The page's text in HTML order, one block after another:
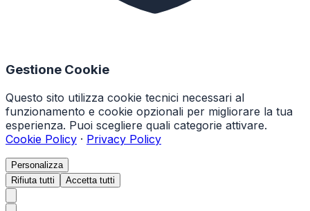
Gestione Cookie
Questo sito utilizza cookie tecnici necessari al
funzionamento e cookie opzionali per migliorare la tua
esperienza. Puoi scegliere quali categorie attivare.
Cookie Policy · Privacy Policy
Personalizza
Rifiuta tutti
Accetta tutti